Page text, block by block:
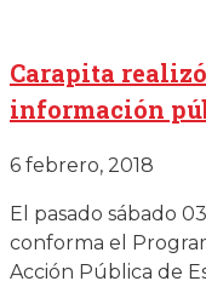
Carapita
información
6 febrero, 2018
El pasado sábado
conforma el
Acción Pública de